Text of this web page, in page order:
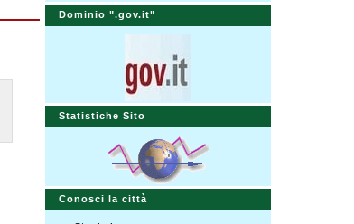
Dominio ".gov.it"
Statistiche Sito
Conosci la città